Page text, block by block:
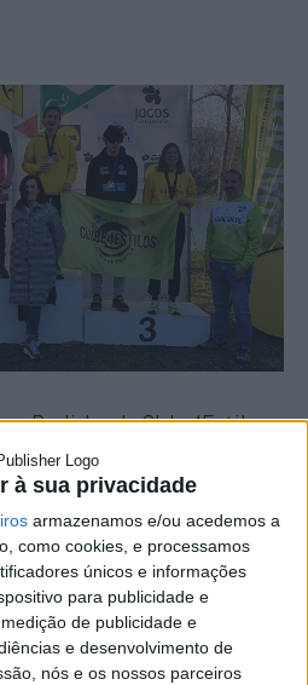
à sua privacidade
armazenamos e/ou acedemos a
como cookies, e processamos
únicos e informações
para publicidade e
de publicidade e
e desenvolvimento de
nós e os nossos parceiros
Realinho, do Clube4Estilos,
campeã nacional de
no decorrer do VII Duatlo de
na prova, que contou com
o País, os jovens